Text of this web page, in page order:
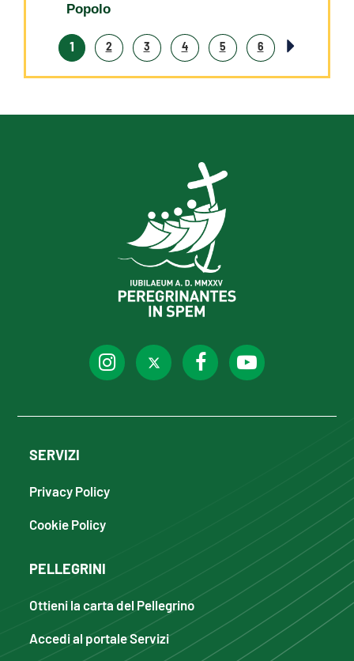
Popolo
1 2 3 4 5 6
SERVIZI
Privacy Policy
Cookie Policy
PELLEGRINI
Ottieni la carta del Pellegrino
Accedi al portale Servizi